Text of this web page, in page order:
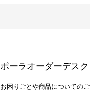
ポーラオーダーデスク
お困りごとや商品についての